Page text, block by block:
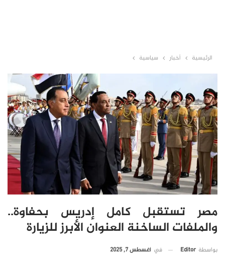
الرئيسية أخبار سياسية
مصر تستقبل كامل إدريس بحفاوة..
والملفات الساخنة العنوان الأبرز للزيارة
بواسطة Editor في أغسطس 7, 2025